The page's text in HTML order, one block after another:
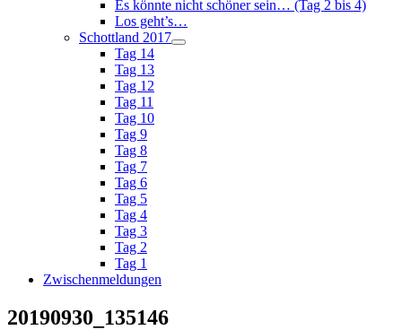
Es könnte nicht schöner sein… (Tag 2 bis 4)
Los geht’s…
Schottland 2017
Tag 14
Tag 13
Tag 12
Tag 11
Tag 10
Tag 9
Tag 8
Tag 7
Tag 6
Tag 5
Tag 4
Tag 3
Tag 2
Tag 1
Zwischenmeldungen
20190930_135146